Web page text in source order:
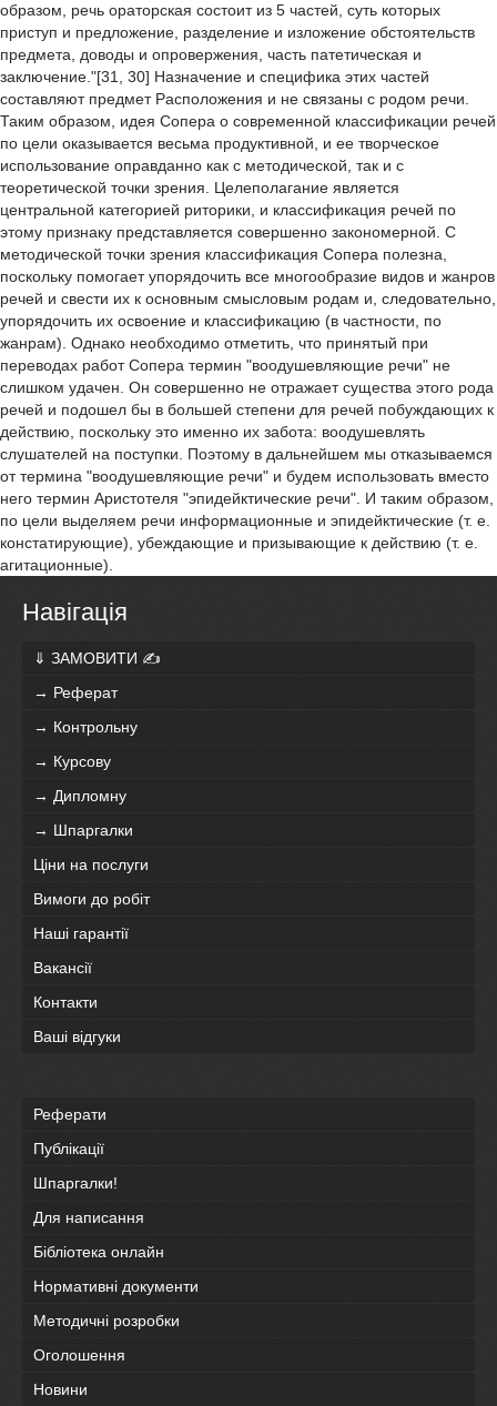
образом, речь ораторская состоит из 5 частей, суть которых
приступ и предложение, разделение и изложение обстоятельств
предмета, доводы и опровержения, часть патетическая и
заключение."[31, 30] Назначение и специфика этих частей
составляют предмет Расположения и не связаны с родом речи.
Таким образом, идея Сопера о современной классификации речей
по цели оказывается весьма продуктивной, и ее творческое
использование оправданно как с методической, так и с
теоретической точки зрения. Целеполагание является
центральной категорией риторики, и классификация речей по
этому признаку представляется совершенно закономерной. С
методической точки зрения классификация Сопера полезна,
поскольку помогает упорядочить все многообразие видов и жанров
речей и свести их к основным смысловым родам и, следовательно,
упорядочить их освоение и классификацию (в частности, по
жанрам). Однако необходимо отметить, что принятый при
переводах работ Сопера термин "воодушевляющие речи" не
слишком удачен. Он совершенно не отражает существа этого рода
речей и подошел бы в большей степени для речей побуждающих к
действию, поскольку это именно их забота: воодушевлять
слушателей на поступки. Поэтому в дальнейшем мы отказываемся
от термина "воодушевляющие речи" и будем использовать вместо
него термин Аристотеля "эпидейктические речи". И таким образом,
по цели выделяем речи информационные и эпидейктические (т. е.
констатирующие), убеждающие и призывающие к действию (т. е.
агитационные).
Навігація
⇓ ЗАМОВИТИ ✍
→ Реферат
→ Контрольну
→ Курсову
→ Дипломну
→ Шпаргалки
Ціни на послуги
Вимоги до робіт
Наші гарантії
Вакансії
Контакти
Ваші відгуки
Реферати
Публікації
Шпаргалки!
Для написання
Бібліотека онлайн
Нормативні документи
Методичні розробки
Оголошення
Новини